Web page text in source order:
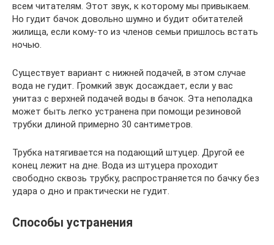
всем читателям. Этот звук, к которому мы привыкаем.
Но гудит бачок довольно шумно и будит обитателей
жилища, если кому-то из членов семьи пришлось встать
ночью.
Существует вариант с нижней подачей, в этом случае
вода не гудит. Громкий звук досаждает, если у вас
унитаз с верхней подачей воды в бачок. Эта неполадка
может быть легко устранена при помощи резиновой
трубки длиной примерно 30 сантиметров.
Трубка натягивается на подающий штуцер. Другой ее
конец лежит на дне. Вода из штуцера проходит
свободно сквозь трубку, распространяется по бачку без
удара о дно и практически не гудит.
Способы устранения